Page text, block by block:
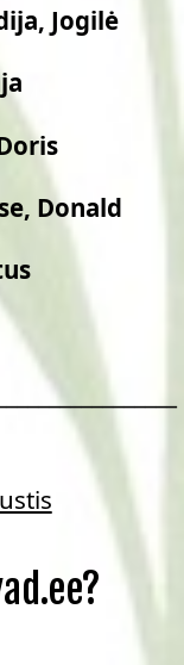
Jogilė
Donald